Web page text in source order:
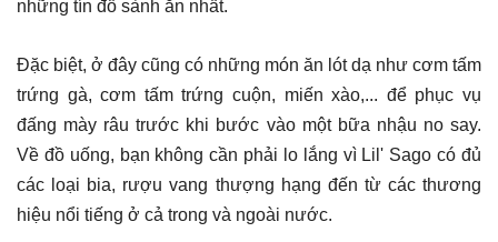
những tín đồ sành ăn nhất.
Đặc biệt, ở đây cũng có những món ăn lót dạ như cơm tấm
trứng gà, cơm tấm trứng cuộn, miến xào,... để phục vụ
đấng mày râu trước khi bước vào một bữa nhậu no say.
Về đồ uống, bạn không cần phải lo lắng vì Lil' Sago có đủ
các loại bia, rượu vang thượng hạng đến từ các thương
hiệu nổi tiếng ở cả trong và ngoài nước.